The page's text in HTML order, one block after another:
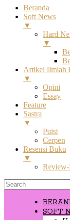
Beranda
Soft News
▼
Hard
▼
Artikel Ilmiah
▼
Opini
Essay
Feature
Sastra
▼
Puisi
Cerpen
Resensi Buku
▼
SOFT